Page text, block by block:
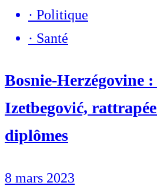
· Politique
· Santé
Bosnie-Herzégovine
Izetbegović,
diplômes
8 mars 2023